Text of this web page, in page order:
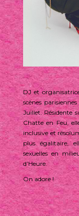
DJ et
scènes
Juillet. Résidente
Chatte en Feu,
inclusive et
plus égalitaire,
sexuelles en
d’Heure.
On adore !